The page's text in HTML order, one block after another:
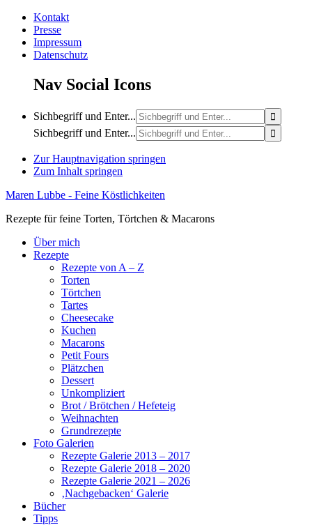
Kontakt
Presse
Impressum
Datenschutz
Nav Social Icons
Sichbegriff und Enter...
Sichbegriff und Enter...
Zur Hauptnavigation springen
Zum Inhalt springen
Maren Lubbe - Feine Köstlichkeiten
Rezepte für feine Torten, Törtchen & Macarons
Über mich
Rezepte
Rezepte von A – Z
Torten
Törtchen
Tartes
Cheesecake
Kuchen
Macarons
Petit Fours
Plätzchen
Dessert
Unkompliziert
Brot / Brötchen / Hefeteig
Weihnachten
Grundrezepte
Foto Galerien
Rezepte Galerie 2013 – 2017
Rezepte Galerie 2018 – 2020
Rezepte Galerie 2021 – 2026
‚Nachgebacken‘ Galerie
Bücher
Tipps